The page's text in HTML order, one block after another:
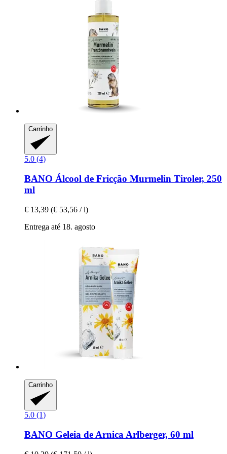
Carrinho
5.0 (4)
BANO Álcool de Fricção Murmelin Tiroler, 250
ml
€ 13,39 (€ 53,56 / l)
Entrega até 18. agosto
Carrinho
5.0 (1)
BANO Geleia de Arnica Arlberger, 60 ml